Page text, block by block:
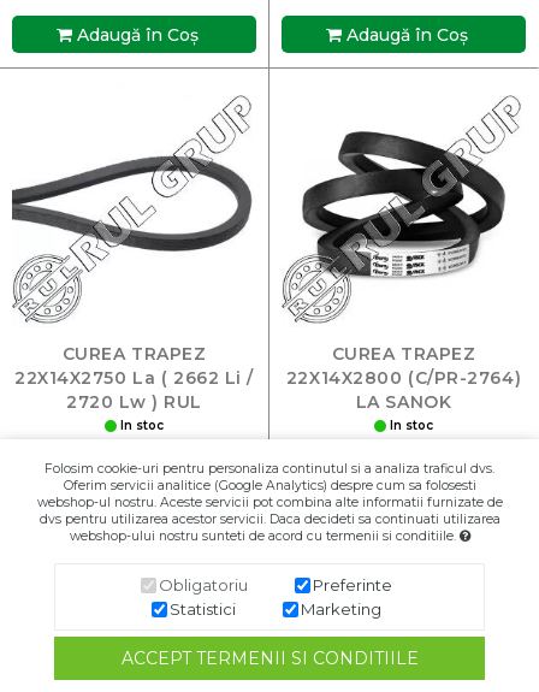
Adaugă în Coş Adaugă în Coş
CUREA TRAPEZ
22X14X2750 La ( 2662 Li /
2720 Lw ) RUL
In stoc
CUREA TRAPEZ
22X14X2800 (C/PR-2764)
LA SANOK
In stoc
Buc
Folosim cookie-uri pentru personaliza continutul si a analiza traficul dvs.
Oferim servicii analitice (Google Analytics) despre cum sa folosesti
webshop-ul nostru. Aceste servicii pot combina alte informatii furnizate de
dvs pentru utilizarea acestor servicii. Daca decideti sa continuati utilizarea
webshop-ului nostru sunteti de acord cu termenii si conditiile.
Obligatoriu
Preferinte
Statistici
Marketing
ACCEPT TERMENII SI CONDITIILE